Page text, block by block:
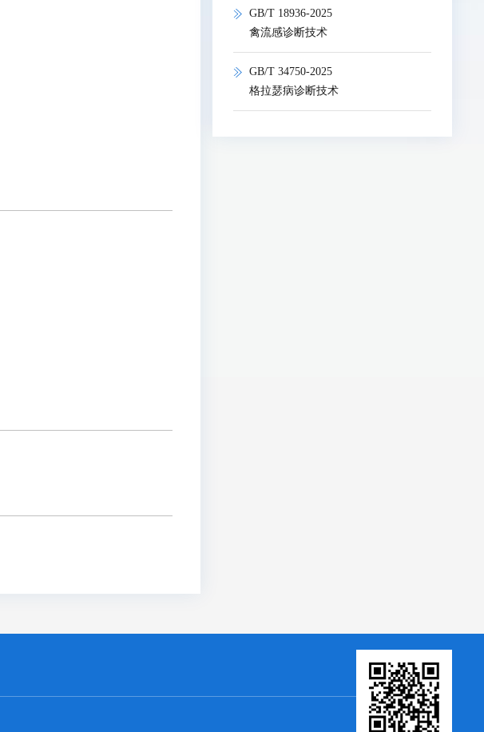
GB/T 18936-2025
禽流感诊断技术
GB/T 34750-2025
格拉瑟病诊断技术